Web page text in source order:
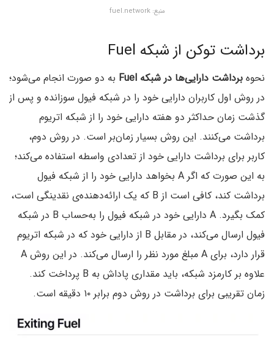
منبع: fuel.network
برداشت توکن از شبکه Fuel
نحوه برداشت دارایی‌ها در شبکه Fuel
به دو صورت انجام می‌شود؛
در روش اول کاربران دارایی خود را در شبکه فیول سوزانده و پس از
گذشت زمان حداکثر دو هفته‌ دارایی خود را از شبکه اتریوم
برداشت می‌کنند. این روش بسیار زمان‌بر است. در روش دوم،
کاربر برای برداشت دارایی خود از تعدادی واسطه استفاده می‌کند؛
به این صورت که اگر A بخواهد دارایی خود را از شبکه فیول
برداشت کند، کافی است از B که یک ارائه‌دهنده‌ی نقدینگی است،
کمک بگیرد. A دارایی خود در شبکه فیول را به‌حساب B در شبکه
فیول ارسال می‌کند، در مقابل B از دارایی خود که در شبکه اتریوم
قرار دارد، برای A مبلغ مورد نظر را ارسال می‌کند. در این روش A
علاوه بر کارمزد شبکه، باید مقداری پاداش به B پرداخت کند.
زمان تقریبی برای برداشت در روش دوم برابر ۱۰ دقیقه است.